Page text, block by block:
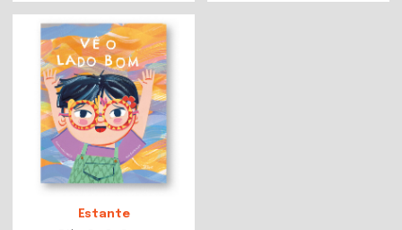
Estante